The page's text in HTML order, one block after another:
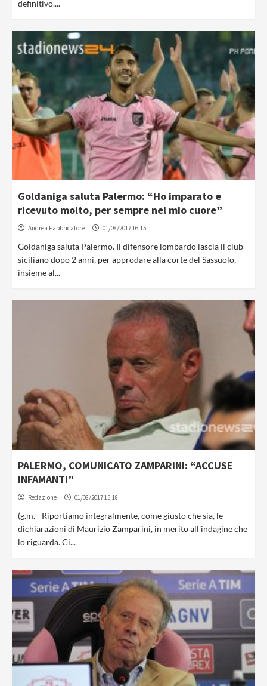
definitivo....
Goldaniga saluta Palermo: “Ho imparato e
ricevuto molto, per sempre nel mio cuore”
Andrea Fabbricatore 01/08/2017 16:15
Goldaniga saluta Palermo. Il difensore lombardo lascia il club
siciliano dopo 2 anni, per approdare alla corte del Sassuolo,
insieme al...
PALERMO, COMUNICATO ZAMPARINI: “ACCUSE
INFAMANTI”
Redazione 01/08/2017 15:18
(g.m. - Riportiamo integralmente, come giusto che sia, le
dichiarazioni di Maurizio Zamparini, in merito all'indagine che
lo riguarda. Ci...